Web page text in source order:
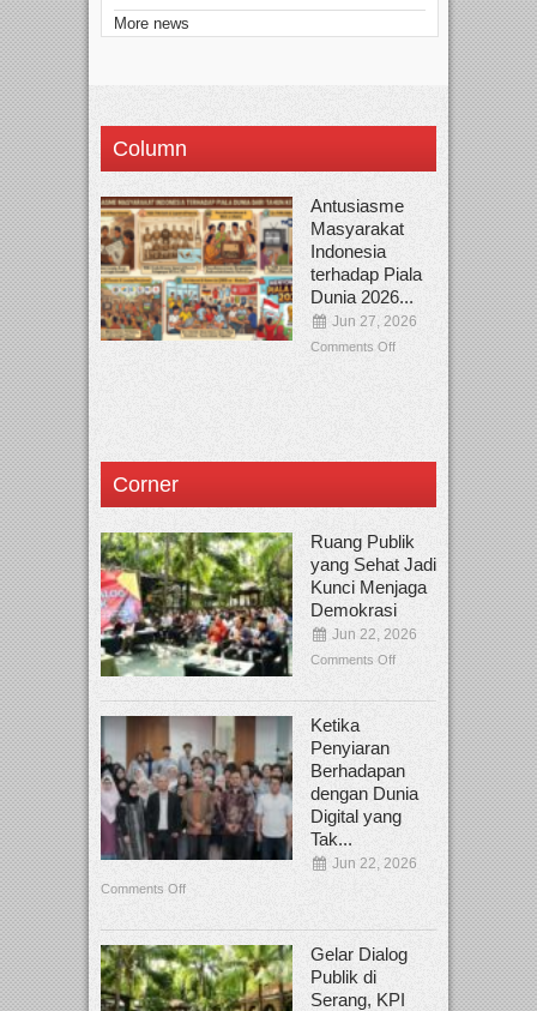
More news
Column
Antusiasme
Masyarakat
Indonesia
terhadap Piala
Dunia 2026...
Jun 27, 2026
Comments Off
Corner
Ruang Publik
yang Sehat Jadi
Kunci Menjaga
Demokrasi
Jun 22, 2026
Comments Off
Ketika
Penyiaran
Berhadapan
dengan Dunia
Digital yang
Tak...
Jun 22, 2026
Comments Off
Gelar Dialog
Publik di
Serang, KPI